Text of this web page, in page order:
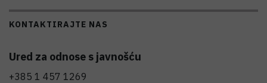
KONTAKTIRAJTE NAS
Ured za odnose s javnošću
+385 1 457 1269